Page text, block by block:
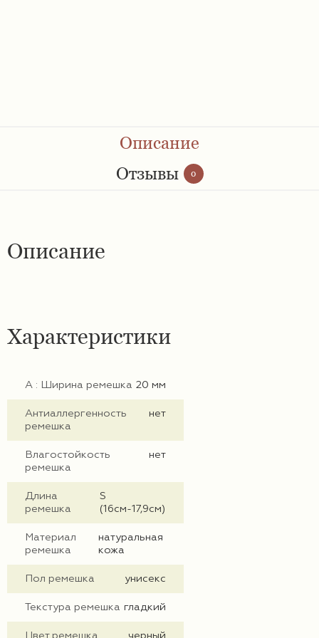
Ремешки 36 мм
Мужские ремешки
Описание
Отзывы
0
Описание
Характеристики
А : Ширина ремешка 20 мм
Антиаллергенность
ремешка
нет
Влагостойкость
ремешка
нет
Длина
ремешка
S
(16см-17,9см)
Материал
ремешка
натуральная
кожа
Пол ремешка унисекс
Текстура ремешка гладкий